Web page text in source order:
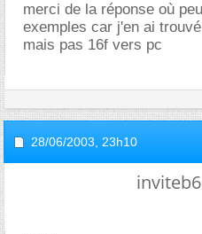
merci de la réponse où
exemples car j'en ai
mais pas 16f vers pc
28/06/2003, 23h10